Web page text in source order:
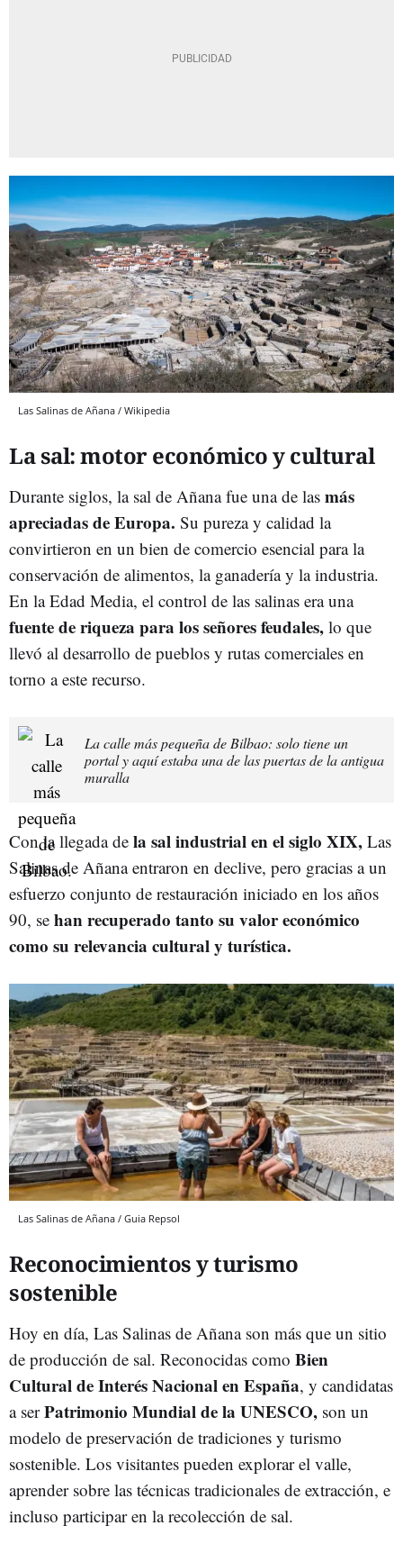
Las Salinas de Añana / Wikipedia
La sal: motor económico y cultural
Durante siglos, la sal de Añana fue una de las más
apreciadas de Europa. Su pureza y calidad la
convirtieron en un bien de comercio esencial para la
conservación de alimentos, la ganadería y la industria.
En la Edad Media, el control de las salinas era una
fuente de riqueza para los señores feudales, lo que
llevó al desarrollo de pueblos y rutas comerciales en
torno a este recurso.
La calle más pequeña de Bilbao: solo tiene un
portal y aquí estaba una de las puertas de la antigua
muralla
Con la llegada de la sal industrial en el siglo XIX, Las
Salinas de Añana entraron en declive, pero gracias a un
esfuerzo conjunto de restauración iniciado en los años
90, se han recuperado tanto su valor económico
como su relevancia cultural y turística.
Las Salinas de Añana / Guia Repsol
Reconocimientos y turismo
sostenible
Hoy en día, Las Salinas de Añana son más que un sitio
de producción de sal. Reconocidas como Bien
Cultural de Interés Nacional en España, y candidatas
a serPatrimonio Mundial de la UNESCO, son un
modelo de preservación de tradiciones y turismo
sostenible. Los visitantes pueden explorar el valle,
aprender sobre las técnicas tradicionales de extracción, e
incluso participar en la recolección de sal.